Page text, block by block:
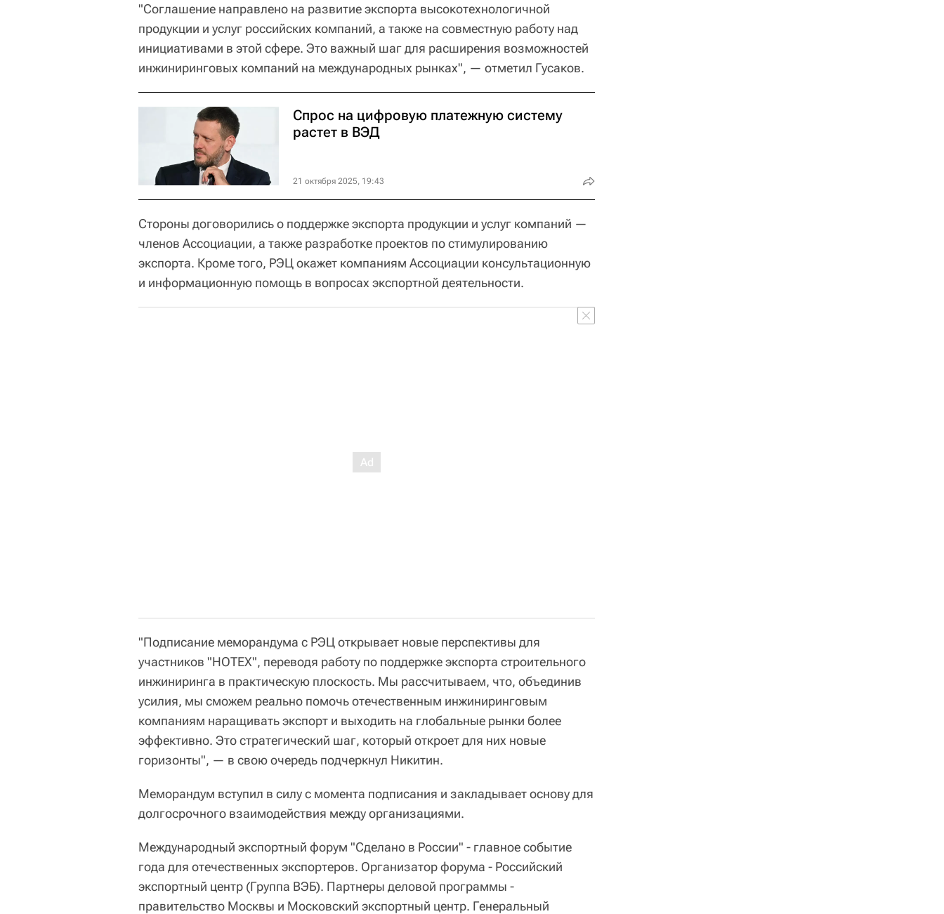
"Соглашение направлено на развитие экспорта высокотехнологичной
продукции и услуг российских компаний, а также на совместную работу над
инициативами в этой сфере. Это важный шаг для расширения возможностей
инжиниринговых компаний на международных рынках", — отметил Гусаков.
Спрос на цифровую платежную систему
растет в ВЭД
21 октября 2025, 19:43
Стороны договорились о поддержке экспорта продукции и услуг компаний —
членов Ассоциации, а также разработке проектов по стимулированию
экспорта. Кроме того, РЭЦ окажет компаниям Ассоциации консультационную
и информационную помощь в вопросах экспортной деятельности.
"Подписание меморандума с РЭЦ открывает новые перспективы для
участников "НОТЕХ", переводя работу по поддержке экспорта строительного
инжиниринга в практическую плоскость. Мы рассчитываем, что, объединив
усилия, мы сможем реально помочь отечественным инжиниринговым
компаниям наращивать экспорт и выходить на глобальные рынки более
эффективно. Это стратегический шаг, который откроет для них новые
горизонты", — в свою очередь подчеркнул Никитин.
Меморандум вступил в силу с момента подписания и закладывает основу для
долгосрочного взаимодействия между организациями.
Международный экспортный форум "Сделано в России" - главное событие
года для отечественных экспортеров. Организатор форума - Российский
экспортный центр (Группа ВЭБ). Партнеры деловой программы -
правительство Москвы и Московский экспортный центр. Генеральный